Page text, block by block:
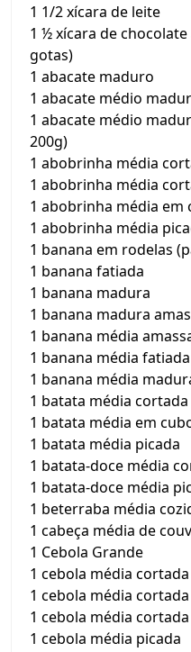
1 1/2 xícara de leite
1 ½ xícara de
gotas)
1 abacate maduro
1 abacate médio
1 abacate médio
200g)
1 abobrinha média
1 abobrinha média
1 abobrinha média em
1 abobrinha média
1 banana em rodelas
1 banana fatiada
1 banana madura
1 banana madura
1 banana média
1 banana média fatiada
1 banana média
1 batata média
1 batata média em
1 batata média picada
1 batata-doce média
1 batata-doce média
1 beterraba média
1 cabeça média de
1 Cebola Grande
1 cebola média
1 cebola média
1 cebola média
1 cebola média picada